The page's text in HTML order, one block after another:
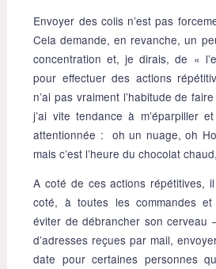
Envoyer des colis n’est pas
Cela demande, en revanche, un
concentration et, je dirais, de «
pour effectuer des actions
n’ai pas vraiment l’habitude de
j’ai vite tendance à m’éparpiller
attentionnée : oh un nuage, oh
mais c’est l’heure du chocolat
A coté de ces actions répétitives,
coté, à toutes les commandes
éviter de débrancher son cerveau
d’adresses reçues par mail,
date pour certaines personnes